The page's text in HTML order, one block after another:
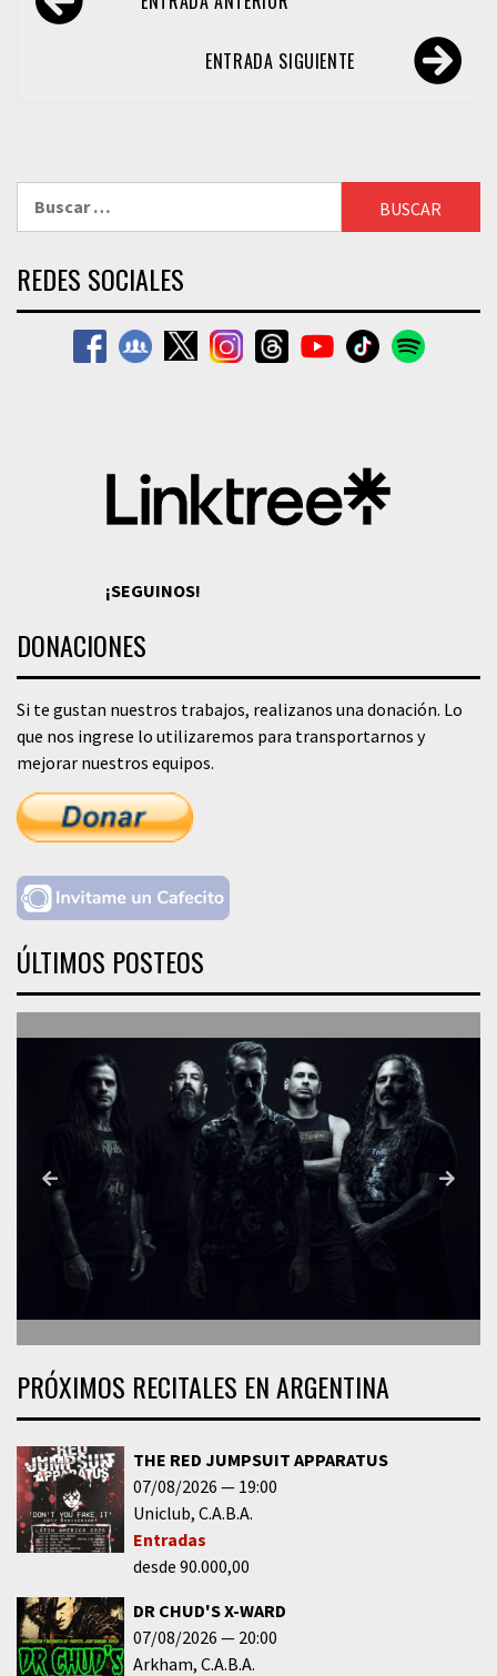
de
ENTRADA SIGUIENTE
REDES SOCIALES
¡SEGUINOS!
DONACIONES
Si te gustan nuestros trabajos, realizanos una donación. Lo
que nos ingrese lo utilizaremos para transportarnos y
mejorar nuestros equipos.
ÚLTIMOS POSTEOS
PRÓXIMOS RECITALES EN ARGENTINA
THE RED JUMPSUIT APPARATUS
07/08/2026
19:00
Uniclub C.A.B.A.
Entradas
desde 90.000,00
DR CHUD'S X-WARD
07/08/2026
20:00
Arkham C.A.B.A.